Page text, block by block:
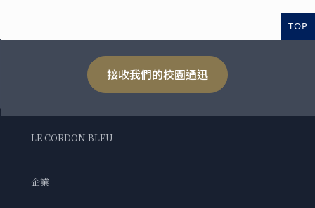
TOP
接收我們的校園通迅
LE CORDON BLEU
企業